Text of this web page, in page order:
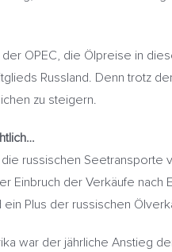
OPEC, die Ölpreise in
Russland. Denn trotz
zu steigern.
russischen Seetransporte
Einbruch der Verkäufe
Plus der russischen
war der jährliche Anstieg